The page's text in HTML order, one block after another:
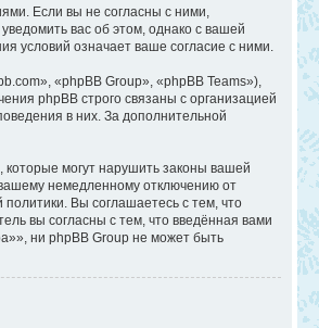
Если вы не согласны с ними,
вас об этом, однако с вашей
условий означает ваше согласие с ними.
«phpBB Group», «phpBB Teams»),
phpBB строго связаны с организацией
в них. За дополнительной
могут нарушить законы вашей
немедленному отключению от
Вы соглашаетесь с тем, что
вы согласны с тем, что введённая вами
ни phpBB Group не может быть